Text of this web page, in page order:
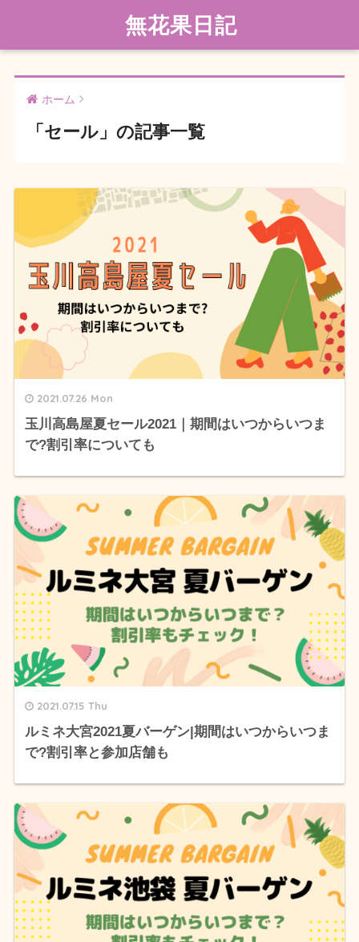
無花果日記
ホーム
「セール」の記事一覧
2021.07.26 Mon
玉川高島屋夏セール2021｜期間はいつからいつま
で?割引率についても
2021.07.15 Thu
ルミネ大宮2021夏バーゲン|期間はいつからいつま
で?割引率と参加店舗も